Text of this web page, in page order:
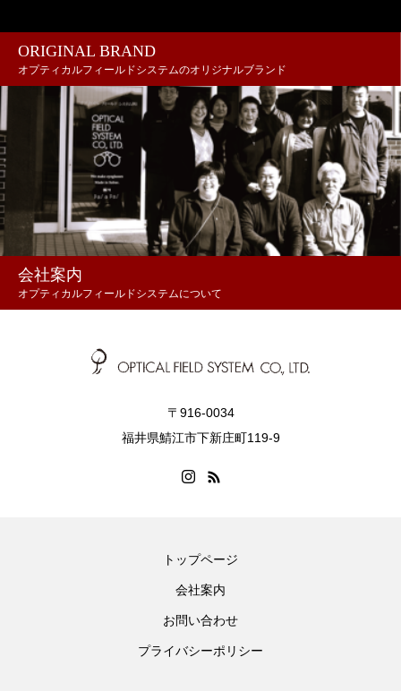
ORIGINAL BRAND
オプティカルフィールドシステムのオリジナルブランド
会社案内
オプティカルフィールドシステムについて
〒916-0034
福井県鯖江市下新庄町119-9
トップページ
会社案内
お問い合わせ
プライバシーポリシー